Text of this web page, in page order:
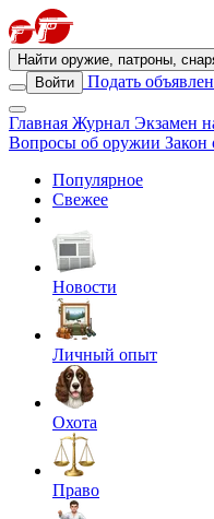
Найти оружие, патроны,
Войти
Подать
Главная Журнал Экзамен
Вопросы об оружии Закон
Популярное
Свежее
Новости
Личный опыт
Охота
Право